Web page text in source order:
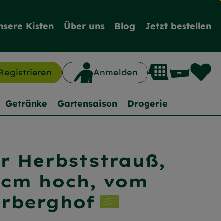
Kisten Über uns Blog Jetzt bestellen
Anmelden
Getränke Gartensaison Drogerie
Herbststrauß,
hoch, vom